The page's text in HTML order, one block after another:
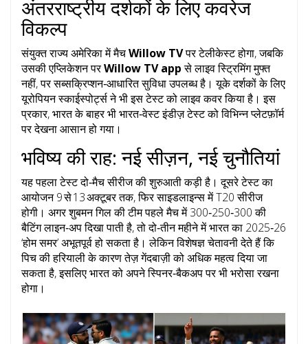
अंतरराष्ट्रीय दर्शकों के लिए कवरेज
विकल्प
संयुक्त राज्य अमेरिका में मैचWillow TVपर टेलीकेस्ट होगा, जबकि
उसकी एप्लिकेशन परWillow TV appसे लाइव स्ट्रिमिंग मुफ्त
नहीं, पर सब्सक्रिप्शन‑आधारित सुविधा उपलब्ध है। यूके दर्शकों के लिए
यूरोपियन स्काईस्पोर्ट्स ने भी इस टेस्ट को लाइव कवर किया है। इस
प्रकार, भारत के बाहर भी भारत‑वेस्ट इंडीज़ टेस्ट को विभिन्न प्लेटफ़ॉर्म
पर देखना आसान हो गया।
भविष्य की राह: नई सीज़न, नई चुनौतियां
यह पहला टेस्ट दो‑मैच सीरीज की शुरुआती कड़ी है। दूसरे टेस्ट का
आयोजन 9 से 13 अक्टूबर तक, फिर साइडलाइन्स में T20 सीरीज
होगी। अगर शुबमन गिल की टीम पहले मैच में 300‑250‑300 की
बैटिंग लाइन‑अप दिखा पाती है, तो दो‑तीन महीने में भारत का 2025‑26
‘होम समर’ अभूतपूर्व हो सकता है। लेकिन विशेषज्ञ चेतावनी देते हैं कि
पिच की हरियाली के कारण तेज़ गेंदबाज़ी को अधिक महत्व दिया जा
सकता है, इसलिए भारत को अपने स्पिनर‑बैकअप पर भी भरोसा रखना
होगा।